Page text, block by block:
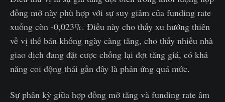
đồng mở này phù hợp với sự suy giảm của funding rate
xuống còn -0,023%. Điều này cho thấy xu hướng thiên
về vị thế bán khống ngày càng tăng, cho thấy nhiều nhà
giao dịch đang đặt cược chống lại đợt tăng giá, có khả
năng coi động thái gần đây là phản ứng quá mức.
Sự phân kỳ giữa hợp đồng mở tăng và funding rate âm